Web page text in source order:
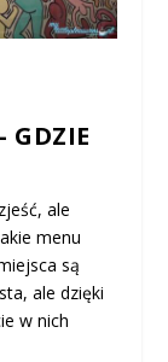
GDZIE
ale
menu
są
ale dzięki
w nich